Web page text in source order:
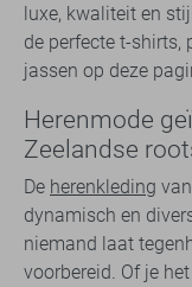
luxe, kwaliteit en
de perfecte t-shirts,
jassen op deze
Herenmode
Zeelandse
De herenkleding
dynamisch en
niemand laat
voorbereid. Of je